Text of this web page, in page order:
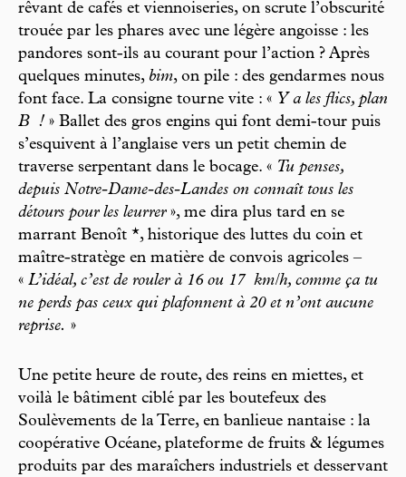
rêvant de cafés et viennoiseries, on scrute l’obscurité
trouée par les phares avec une légère angoisse : les
pandores sont-ils au courant pour l’action ? Après
quelques minutes, bim, on pile : des gendarmes nous
font face. La consigne tourne vite : « Y a les flics, plan
B ! » Ballet des gros engins qui font demi-tour puis
s’esquivent à l’anglaise vers un petit chemin de
traverse serpentant dans le bocage. « Tu penses,
depuis Notre-Dame-des-Landes on connaît tous les
détours pour les leurrer», me dira plus tard en se
marrant Benoît *, historique des luttes du coin et
maître-stratège en matière de convois agricoles –
« L’idéal, c’est de rouler à 16 ou 17 km/h, comme ça tu
ne perds pas ceux qui plafonnent à 20 et n’ont aucune
reprise. »
Une petite heure de route, des reins en miettes, et
voilà le bâtiment ciblé par les boutefeux des
Soulèvements de la Terre, en banlieue nantaise : la
coopérative Océane, plateforme de fruits & légumes
produits par des maraîchers industriels et desservant